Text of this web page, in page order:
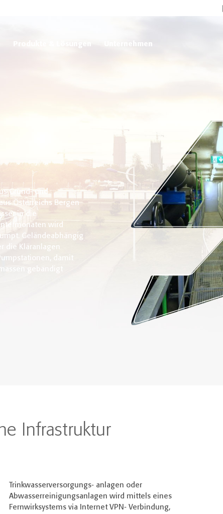
Unternehmen
Grund- und
Österreichs Bergen
in die
wird
Geländeabhängig
die Kläranlagen
damit
gebändigt
Infrastruktur
Trinkwasserversorgungs‐ anlagen oder
Abwasserreinigungsanlagen wird mittels eines
Fernwirksystems via Internet VPN‐ Verbindung,